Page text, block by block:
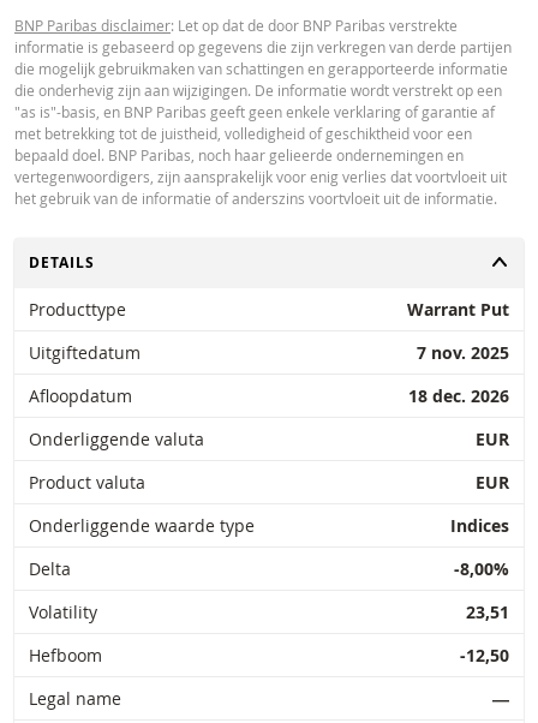
BNP Paribas disclaimer: Let op dat de door BNP Paribas verstrekte
informatie is gebaseerd op gegevens die zijn verkregen van derde partijen
die mogelijk gebruikmaken van schattingen en gerapporteerde informatie
die onderhevig zijn aan wijzigingen. De informatie wordt verstrekt op een
"as is"-basis, en BNP Paribas geeft geen enkele verklaring of garantie af
met betrekking tot de juistheid, volledigheid of geschiktheid voor een
bepaald doel. BNP Paribas, noch haar gelieerde ondernemingen en
vertegenwoordigers, zijn aansprakelijk voor enig verlies dat voortvloeit uit
het gebruik van de informatie of anderszins voortvloeit uit de informatie.
TOGGLE
DETAILS
Producttype
Warrant Put
Uitgiftedatum
7 nov. 2025
Afloopdatum
18 dec. 2026
Onderliggende valuta
EUR
Product valuta
EUR
Onderliggende waarde type
Indices
Delta
-8,00%
Volatility
23,51
Hefboom
-12,50
Legal name
―